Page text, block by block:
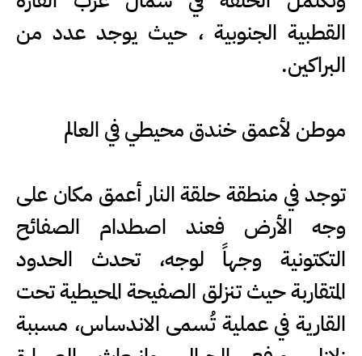
القطبية الجنوبية ، حيث يوجد عدد من
البراكين.
موطن لأعمق خندق محيطي في العالم
توجد في منطقة حلقة النار أعمق مكان على
وجه الأرض فعند اصطدام الصفائح
التكتونية وجهاً لوجه، تحدث الحدود
المتقاربة حيث تنزلق الصفيحة المحيطية تحت
القارية في عملية تُسمى الاندساس، مسببة